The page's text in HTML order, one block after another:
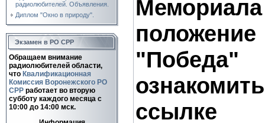
радиолюбителей. Объявления.
Диплом "Окно в природу".
Экзамен в РО СРР
Обращаем внимание
радиолюбителей области,
что Квалификационная
Комиссия Воронежского РО
СРР работает во вторую
субботу каждого месяца c
10:00 до 14:00 мск.